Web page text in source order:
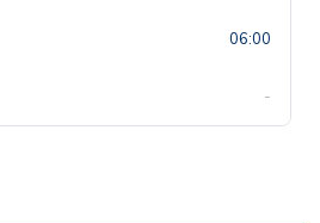
06:00
-